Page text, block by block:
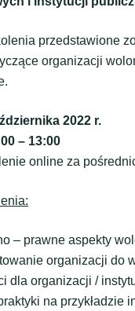
przedstawione
organizacji
2022 r.
– 13:00
online za
– prawne aspekty
organizacji do
dla organizacji /
na przykładzie